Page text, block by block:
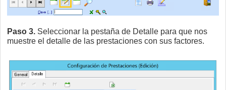
Paso 3. Seleccionar la pestaña de Detalle para que nos
muestre el detalle de las prestaciones con sus factores.